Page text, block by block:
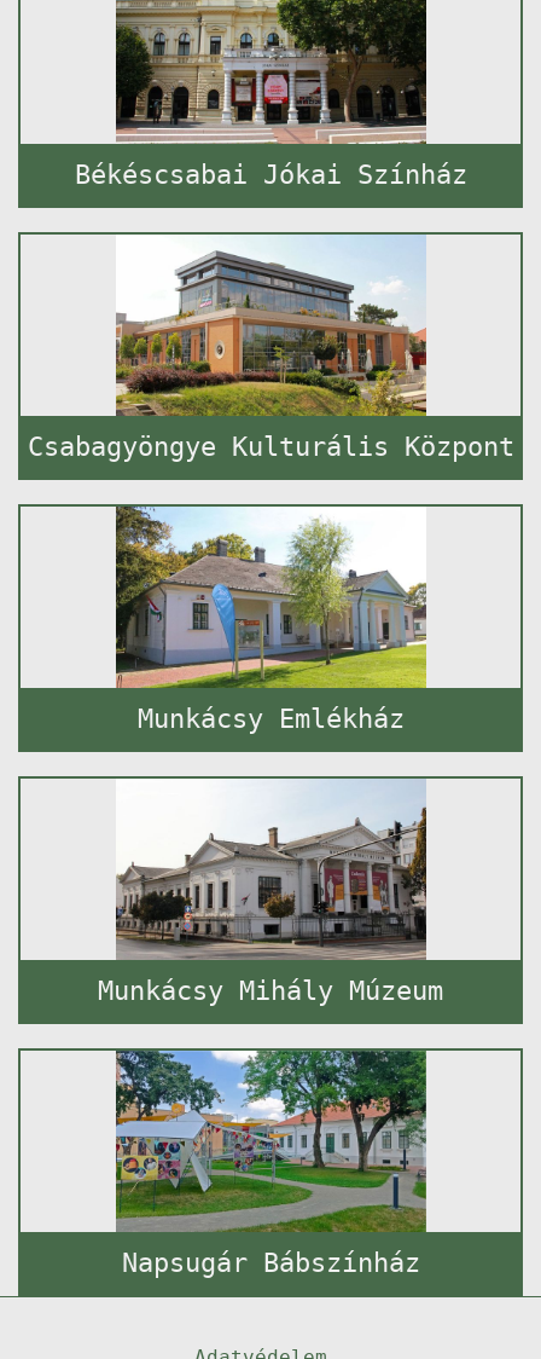
Békéscsabai Jókai Színház
Csabagyöngye Kulturális Központ
Munkácsy Emlékház
Munkácsy Mihály Múzeum
Napsugár Bábszínház